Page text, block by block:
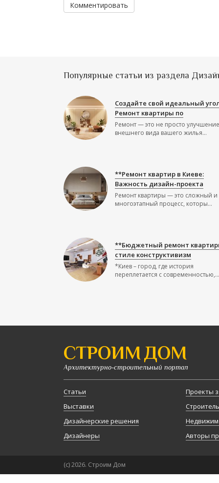
Комментировать
Популярные статьи из раздела
Создайте свой идеальный
Ремонт квартиры по
Ремонт — это не просто улучшение
внешнего вида вашего жилья...
**Ремонт квартир в Киеве:
Важность дизайн-проекта
Ремонт квартиры — это сложный и
многоэтапный процесс, которы...
**Бюджетный ремонт
стиле конструктивизм
*Киев – город, где история
переплетается с современностью,...
СТРОИМ ДОМ
Архитектурно-строительный портал
Статьи
Выставки
Дизайнерские решения
Дизайнеры
Проекты
Авторы
(с) 2026. Строим Дом